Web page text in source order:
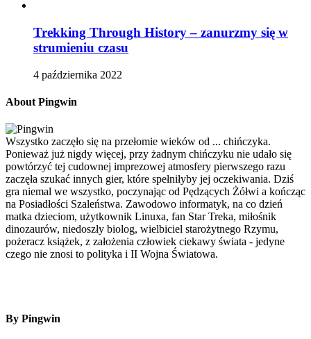
Trekking Through History – zanurzmy się w
strumieniu czasu
4 października 2022
About Pingwin
Wszystko zaczęło się na przełomie wieków od ... chińczyka.
Ponieważ już nigdy więcej, przy żadnym chińczyku nie udało się
powtórzyć tej cudownej imprezowej atmosfery pierwszego razu
zaczęła szukać innych gier, które spełniłyby jej oczekiwania. Dziś
gra niemal we wszystko, poczynając od Pędzących Żółwi a kończąc
na Posiadłości Szaleństwa. Zawodowo informatyk, na co dzień
matka dzieciom, użytkownik Linuxa, fan Star Treka, miłośnik
dinozaurów, niedoszły biolog, wielbiciel starożytnego Rzymu,
pożeracz książek, z założenia człowiek ciekawy świata - jedyne
czego nie znosi to polityka i II Wojna Światowa.
By Pingwin